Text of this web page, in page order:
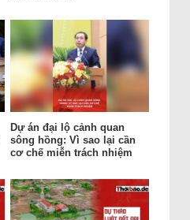
Dự án đại lộ cảnh quan
sông hồng: Vì sao lại cần
cơ chế miễn trách nhiệm